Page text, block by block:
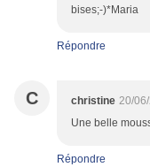
bises;-)*Maria
Répondre
C christine 20/
Une belle
Répondre